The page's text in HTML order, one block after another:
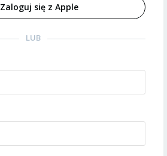
Zaloguj się z Apple
LUB